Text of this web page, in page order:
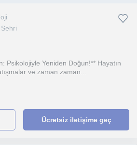
Psikolojiyle Yeniden Doğun!** Hayatın
ve zaman zaman...
Ücretsiz iletişime geç